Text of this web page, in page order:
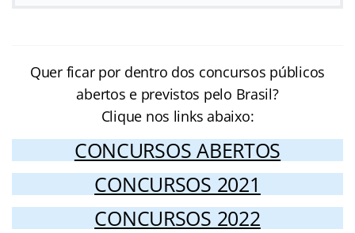
Quer ficar por dentro dos concursos públicos
abertos e previstos pelo Brasil?
Clique nos links abaixo:
CONCURSOS ABERTOS
CONCURSOS 2021
CONCURSOS 2022